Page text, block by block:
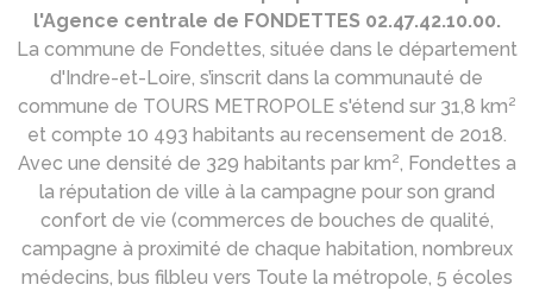
l'Agence centrale de FONDETTES 02.47.42.10.00.
La commune de Fondettes, située dans le département
d'Indre-et-Loire, s’inscrit dans la communauté de
commune de TOURS METROPOLE s'étend sur 31,8 km²
et compte 10 493 habitants au recensement de 2018.
Avec une densité de 329 habitants par km², Fondettes a
la réputation de ville à la campagne pour son grand
confort de vie (commerces de bouches de qualité,
campagne à proximité de chaque habitation, nombreux
médecins, bus filbleu vers Toute la métropole, 5 écoles